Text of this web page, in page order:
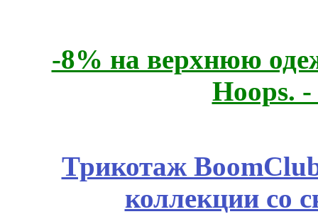
-8% на верхнюю
Hoops.
Трикотаж
коллекции со